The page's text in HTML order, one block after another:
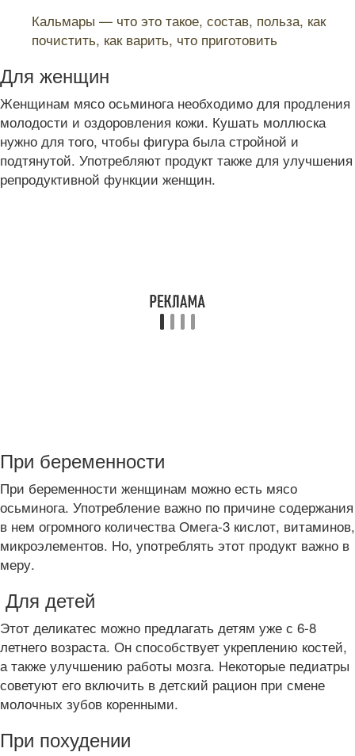
Кальмары — что это такое, состав, польза, как
почистить, как варить, что приготовить
Для женщин
Женщинам мясо осьминога необходимо для продления
молодости и оздоровления кожи. Кушать моллюска
нужно для того, чтобы фигура была стройной и
подтянутой. Употребляют продукт также для улучшения
репродуктивной функции женщин.
При беременности
При беременности женщинам можно есть мясо
осьминога. Употребление важно по причине содержания
в нем огромного количества Омега-3 кислот, витаминов,
микроэлементов. Но, употреблять этот продукт важно в
меру.
Для детей
Этот деликатес можно предлагать детям уже с 6-8
летнего возраста. Он способствует укреплению костей,
а также улучшению работы мозга. Некоторые педиатры
советуют его включить в детский рацион при смене
молочных зубов коренными.
При похудении